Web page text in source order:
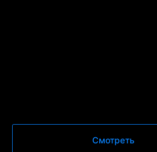
Смотреть